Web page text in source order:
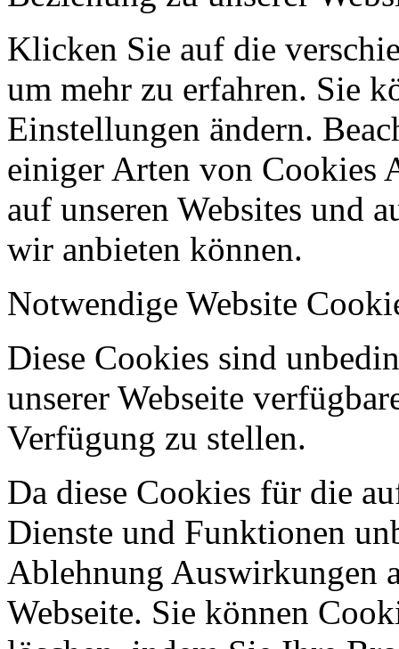
Klicken Sie auf die
um mehr zu erfahren. Sie
Einstellungen ändern.
einiger Arten von Cookies
auf unseren Websites und
wir anbieten können.
Notwendige Website
Diese Cookies sind
unserer Webseite
Verfügung zu stellen.
Da diese Cookies für die
Dienste und Funktionen
Ablehnung Auswirkungen
Webseite. Sie können